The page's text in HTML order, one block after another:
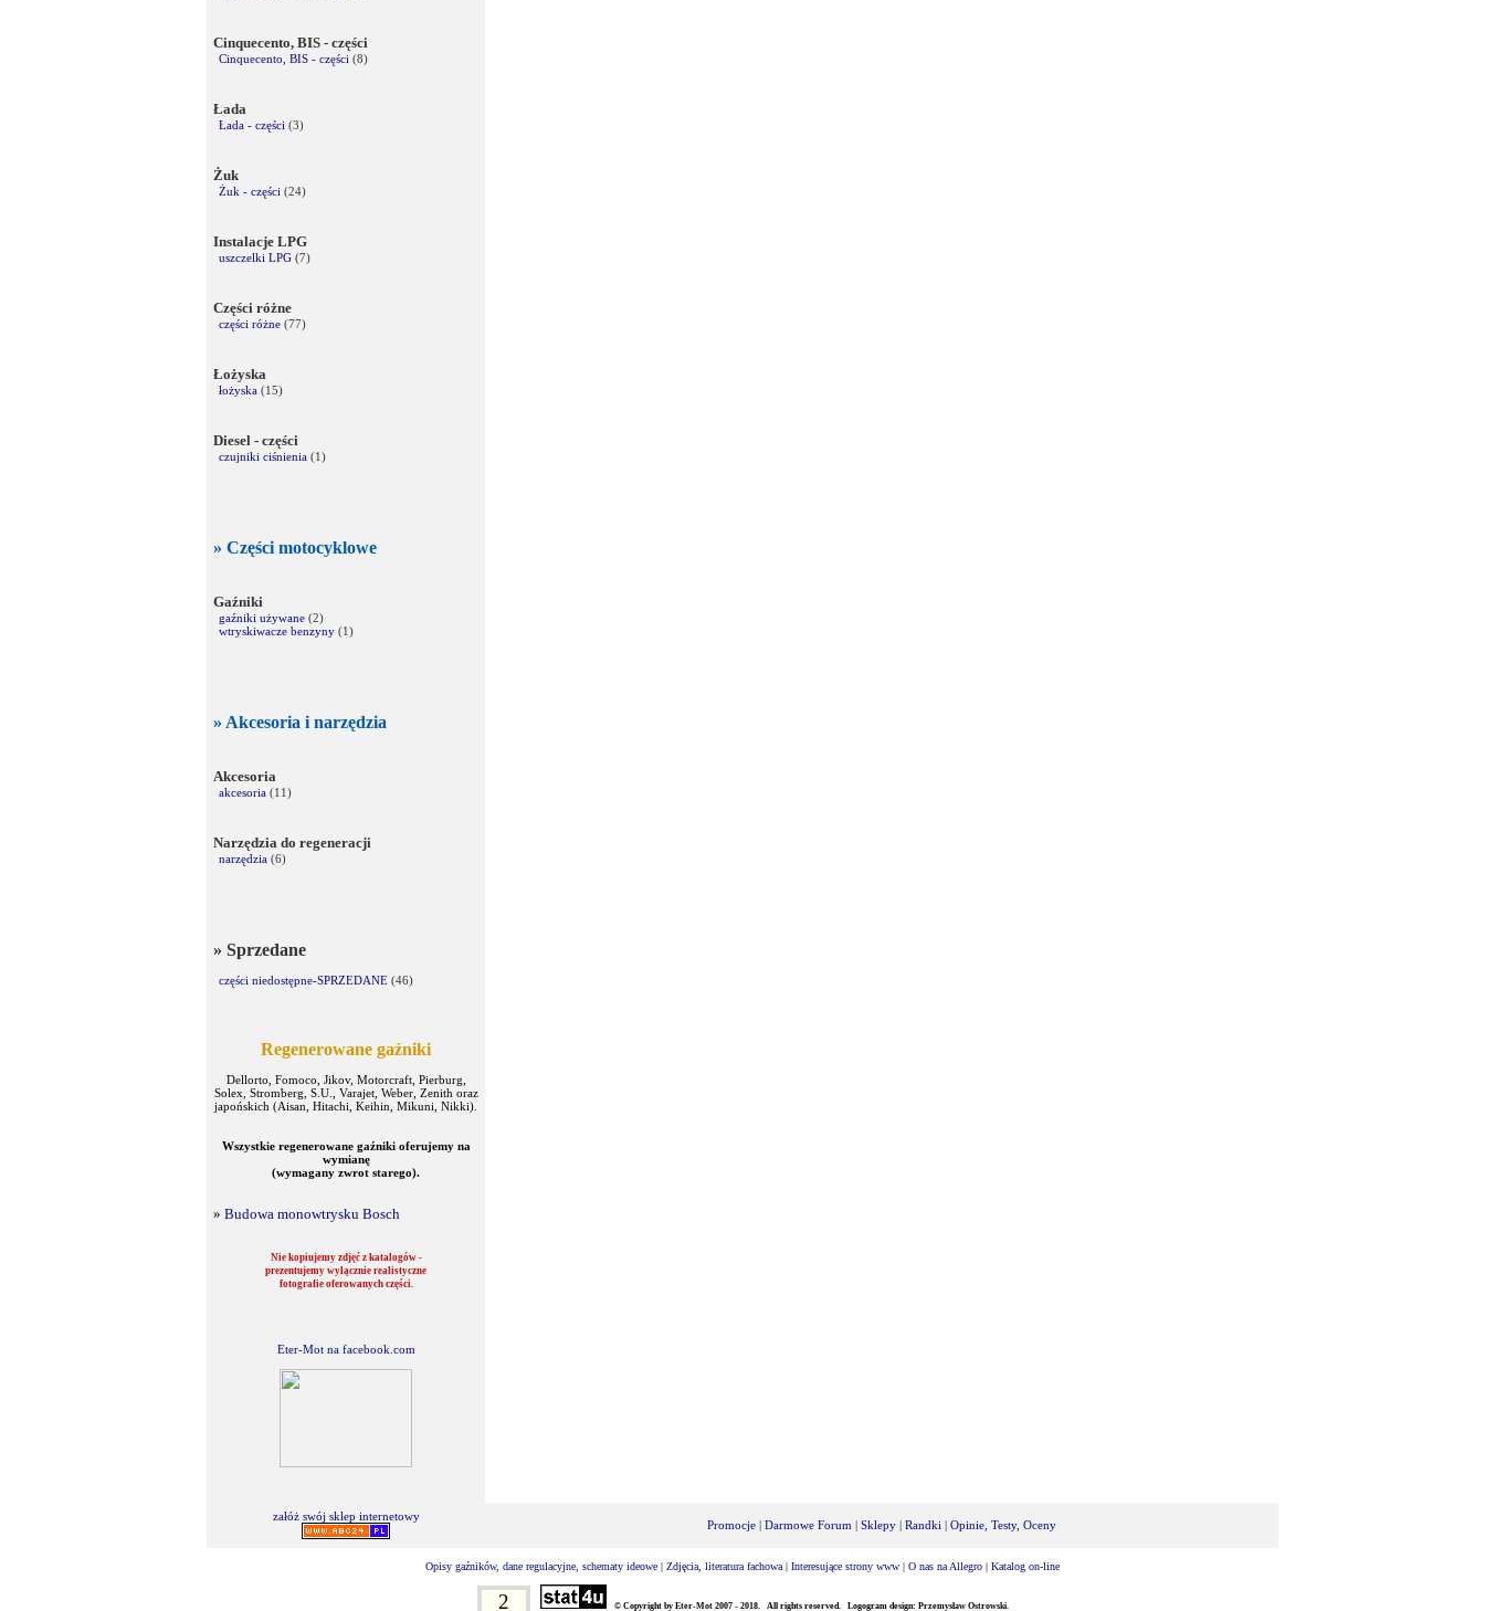
Cinquecento, BIS - części
Cinquecento, BIS - części (8)
Łada
Łada - części (3)
Żuk
Żuk - części (24)
Instalacje LPG
uszczelki LPG (7)
Części różne
części różne (77)
Łożyska
łożyska (15)
Diesel - części
czujniki ciśnienia (1)
» Części motocyklowe
Gaźniki
gaźniki używane (2)
wtryskiwacze benzyny (1)
» Akcesoria i narzędzia
Akcesoria
akcesoria (11)
Narzędzia do regeneracji
narzędzia (6)
» Sprzedane
części niedostępne-SPRZEDANE (46)
Regenerowane gaźniki
Dellorto, Fomoco, Jikov, Motorcraft, Pierburg,
Solex, Stromberg, S.U., Varajet, Weber, Zenith oraz
japońskich (Aisan, Hitachi, Keihin, Mikuni, Nikki).
Wszystkie regenerowane gaźniki oferujemy na
wymianę
(wymagany zwrot starego).
» Budowa monowtrysku Bosch
Nie kopiujemy zdjęć z katalogów -
prezentujemy wyłącznie realistyczne
fotografie oferowanych części.
Eter-Mot na facebook.com
załóż swój sklep internetowy
Promocje | Darmowe Forum | Sklepy | Randki | Opinie, Testy, Oceny
Opisy gaźników, dane regulacyjne, schematy ideowe | Zdjęcia, literatura fachowa | Interesujące strony www | O nas na Allegro | Katalog on-line
2 © Copyright by Eter-Mot 2007 - 2018. All rights reserved. Logogram design: Przemysław Ostrowski.